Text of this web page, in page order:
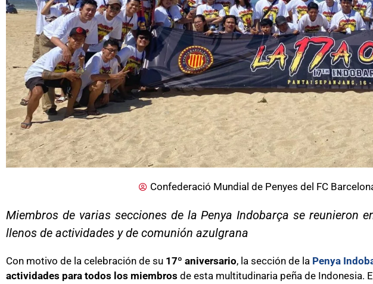
Confederació Mundial de Penyes del FC
Miembros de varias secciones de la Penya Indobarça se
llenos de actividades y de comunión azulgrana
Con motivo de la celebración de su 17º aniversario, la sección de la Penya
actividades para todos los miembros de esta multitudinaria peña de Indonesia.